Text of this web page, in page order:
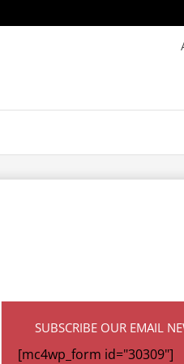
SUBSCRIBE OUR EMAIL
[mc4wp_form id="30309"]